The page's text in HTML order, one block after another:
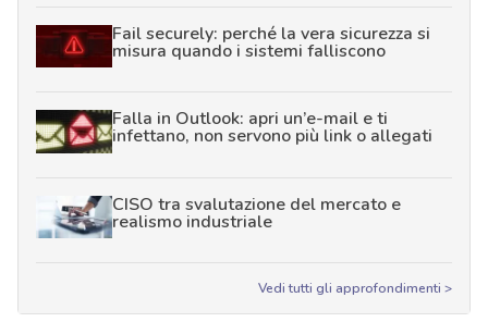
Fail securely: perché la vera sicurezza si
misura quando i sistemi falliscono
Falla in Outlook: apri un’e-mail e ti
infettano, non servono più link o allegati
CISO tra svalutazione del mercato e
realismo industriale
Vedi tutti gli approfondimenti >